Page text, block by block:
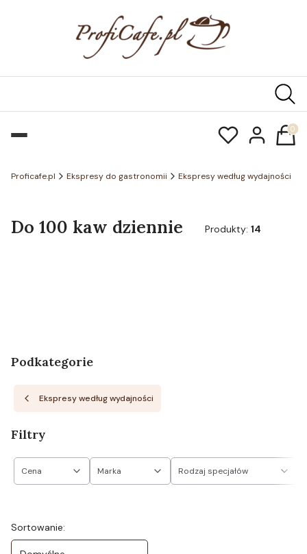
Proficafe.pl Ekspresy do gastronomii Ekspresy według wydajności
Do 100 kaw dziennie Produkty: 14
Podkategorie
Ekspresy według wydajności
Filtry
Cena Marka Rodzaj specjałów
Lista produktów
Sortowanie: